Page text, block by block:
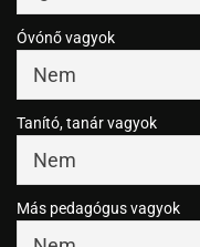
Óvónő vagyok
Tanító, tanár vagyok
Más pedagógus vagyok